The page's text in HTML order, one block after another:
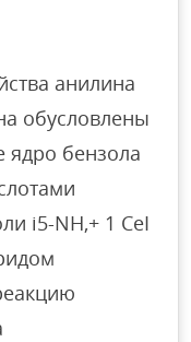
анилина
обусловлены
ядро бензола
i5-NH,+ 1 CeI